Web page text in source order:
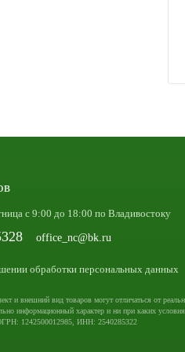
с 9:00 до 18:00 по Владивостоку
office_nc@bk.ru
обработки персональных данных
и внешний вид товаров могут отличаться от
информационный характер и ни при каких
1242500012985, ИНН: 2540285322